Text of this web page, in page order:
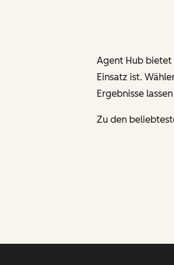
Agent Hub bietet
Einsatz ist.
Ergebnisse
Zu den